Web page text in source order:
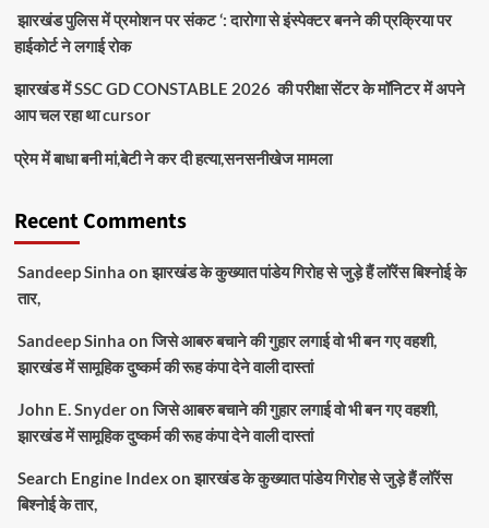
झारखंड पुलिस में प्रमोशन पर संकट ‘: दारोगा से इंस्पेक्टर बनने की प्रक्रिया पर
हाईकोर्ट ने लगाई रोक
झारखंड में SSC GD CONSTABLE 2026 की परीक्षा सेंटर के मॉनिटर में अपने
आप चल रहा था cursor
प्रेम में बाधा बनी मां,बेटी ने कर दी हत्या,सनसनीखेज मामला
Recent Comments
Sandeep Sinha onझारखंड के कुख्यात पांडेय गिरोह से जुड़े हैं लॉरेंस बिश्नोई के
तार,
Sandeep Sinha onजिसे आबरु बचाने की गुहार लगाई वो भी बन गए वहशी,
झारखंड में सामूहिक दुष्कर्म की रूह कंपा देने वाली दास्तां
John E. Snyderonजिसे आबरु बचाने की गुहार लगाई वो भी बन गए वहशी,
झारखंड में सामूहिक दुष्कर्म की रूह कंपा देने वाली दास्तां
Search Engine Indexonझारखंड के कुख्यात पांडेय गिरोह से जुड़े हैं लॉरेंस
बिश्नोई के तार,